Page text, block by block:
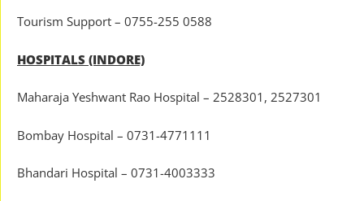
Tourism Support – 0755-255 0588
HOSPITALS (INDORE)
Maharaja Yeshwant Rao Hospital – 2528301, 2527301
Bombay Hospital – 0731-4771111
Bhandari Hospital – 0731-4003333